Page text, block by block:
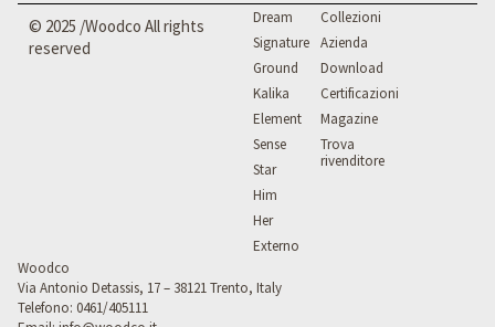
© 2025 /Woodco All rights
reserved
Dream
Signature
Ground
Kalika
Element
Sense
Star
Him
Her
Externo
Collezioni
Azienda
Download
Certificazioni
Magazine
Trova
rivenditore
Woodco
Via Antonio Detassis, 17 – 38121 Trento, Italy
Telefono: 0461/405111